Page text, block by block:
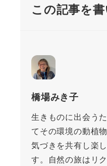
この記事を
橋場みき子
生きものに出会う
てその環境の動植
気づきを共有し楽
す。自然の旅はリ